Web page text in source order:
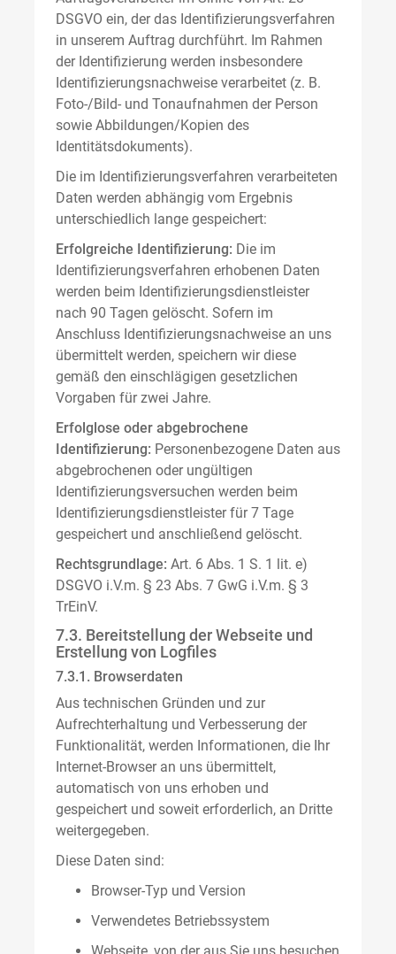
DSGVO ein, der das Identifizierungsverfahren
in unserem Auftrag durchführt. Im Rahmen
der Identifizierung werden insbesondere
Identifizierungsnachweise verarbeitet (z. B.
Foto-/Bild- und Tonaufnahmen der Person
sowie Abbildungen/Kopien des
Identitätsdokuments).
Die im Identifizierungsverfahren verarbeiteten
Daten werden abhängig vom Ergebnis
unterschiedlich lange gespeichert:
Erfolgreiche Identifizierung: Die im
Identifizierungsverfahren erhobenen Daten
werden beim Identifizierungsdienstleister
nach 90 Tagen gelöscht. Sofern im
Anschluss Identifizierungsnachweise an uns
übermittelt werden, speichern wir diese
gemäß den einschlägigen gesetzlichen
Vorgaben für zwei Jahre.
Erfolglose oder abgebrochene
Identifizierung: Personenbezogene Daten aus
abgebrochenen oder ungültigen
Identifizierungsversuchen werden beim
Identifizierungsdienstleister für 7 Tage
gespeichert und anschließend gelöscht.
Rechtsgrundlage: Art. 6 Abs. 1 S. 1 lit. e)
DSGVO i.V.m. § 23 Abs. 7 GwG i.V.m. § 3
TrEinV.
7.3. Bereitstellung der Webseite und
Erstellung von Logfiles
7.3.1. Browserdaten
Aus technischen Gründen und zur
Aufrechterhaltung und Verbesserung der
Funktionalität, werden Informationen, die Ihr
Internet-Browser an uns übermittelt,
automatisch von uns erhoben und
gespeichert und soweit erforderlich, an Dritte
weitergegeben.
Diese Daten sind:
Browser-Typ und Version
Verwendetes Betriebssystem